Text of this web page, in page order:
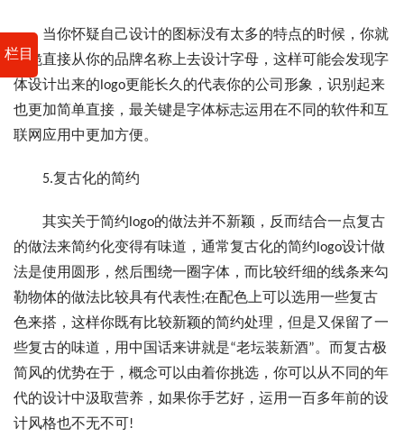
栏目
当你怀疑自己设计的图标没有太多的特点的时候，你就
干脆直接从你的品牌名称上去设计字母，这样可能会发现字
体设计出来的logo更能长久的代表你的公司形象，识别起来
也更加简单直接，最关键是字体标志运用在不同的软件和互
联网应用中更加方便。
5.复古化的简约
其实关于简约logo的做法并不新颖，反而结合一点复古
的做法来简约化变得有味道，通常复古化的简约logo设计做
法是使用圆形，然后围绕一圈字体，而比较纤细的线条来勾
勒物体的做法比较具有代表性;在配色上可以选用一些复古
色来搭，这样你既有比较新颖的简约处理，但是又保留了一
些复古的味道，用中国话来讲就是“老坛装新酒”。而复古极
简风的优势在于，概念可以由着你挑选，你可以从不同的年
代的设计中汲取营养，如果你手艺好，运用一百多年前的设
计风格也不无不可!